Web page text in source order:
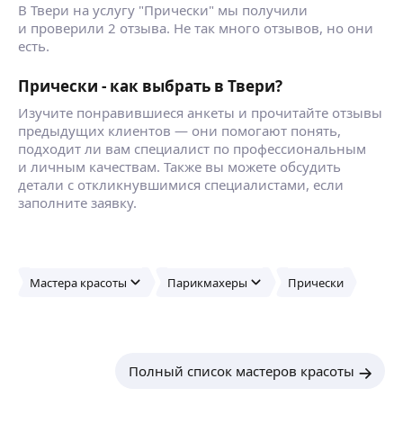
В Твери на услугу "Прически" мы получили
и проверили 2 отзыва. Не так много отзывов, но они
есть.
Прически - как выбрать в Твери?
Изучите понравившиеся анкеты и прочитайте отзывы
предыдущих клиентов — они помогают понять,
подходит ли вам специалист по профессиональным
и личным качествам. Также вы можете обсудить
детали с откликнувшимися специалистами, если
заполните заявку.
Мастера красоты Парикмахеры Прически
Полный список мастеров красоты